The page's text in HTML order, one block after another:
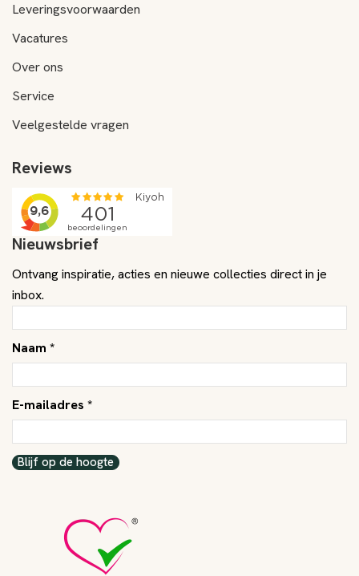
Leveringsvoorwaarden
Vacatures
Over ons
Service
Veelgestelde vragen
Reviews
Nieuwsbrief
Ontvang inspiratie, acties en nieuwe collecties direct in je
inbox.
Naam *
E-mailadres *
Blijf op de hoogte